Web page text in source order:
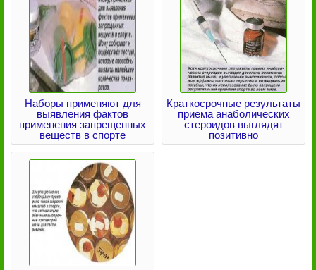
Наборы применяют для
выявления фактов
применения запрещенных
веществ в спорте
Краткосрочные результаты
приема анаболических
стероидов выглядят
позитивно